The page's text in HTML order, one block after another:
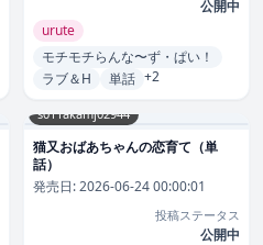
公開中
urute
モチモチらんな〜ず・ぱい！
ラブ＆H
単話 +2
s011akamj02944
猫又おばあちゃんの恋育て（単
話）
発売日:2026-06-24 00:00:01
投稿ステータス
公開中